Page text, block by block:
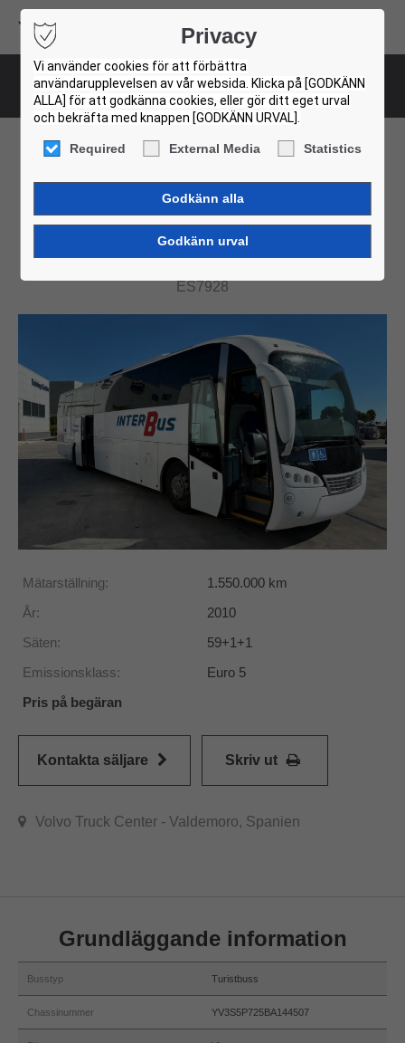
Privacy
Vi använder cookies för att förbättra
användarupplevelsen av vår websida. Klicka på [GODKÄNN
ALLA] för att godkänna cookies, eller gör ditt eget urval
och bekräfta med knappen [GODKÄNN URVAL].
Required External Media Statistics
Bus-Details
Sunsundegui B9R 4X2
SUNSUNDEGUI SIDERAL
ES7928
Mätarställning: 1.550.000 km
År:
2010
Säten:
59+1+1
Emissionsklass:
Euro 5
Pris på begäran
Kontakta säljare Skriv ut
Volvo Truck Center - Valdemoro, Spanien
Grundläggande information
Busstyp Turistbuss
Chassinummer YV3S5P725BA144507